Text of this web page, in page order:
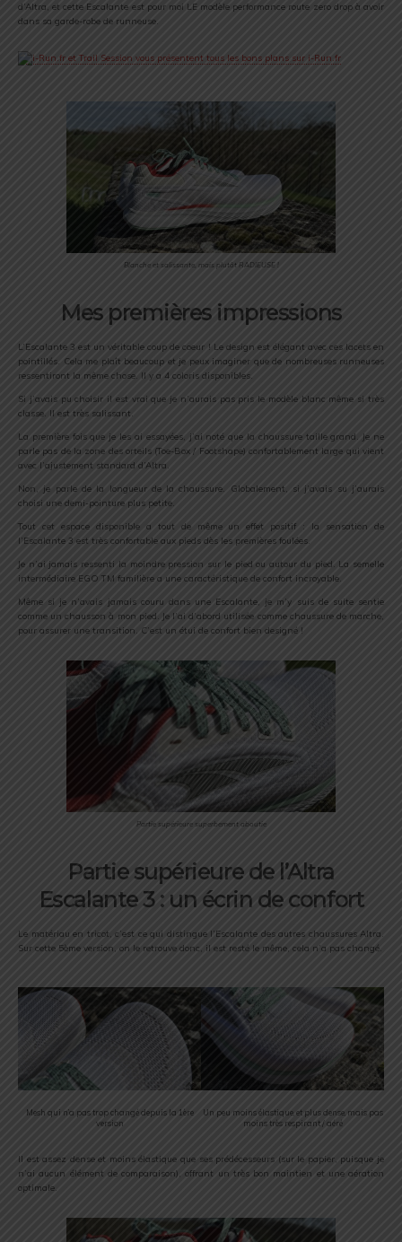
d’Altra, et cette Escalante est pour moi LE modèle performance route zero drop à avoir
dans sa garde-robe de runneuse.
Blanche et salissante, mais plutôt RADIEUSE !
Mes premières impressions
L’Escalante 3 est un véritable coup de coeur ! Le design est élégant avec ces lacets en
pointillés. Cela me plaît beaucoup et je peux imaginer que de nombreuses runneuses
ressentiront la même chose. Il y a 4 coloris disponibles.
Si j’avais pu choisir il est vrai que je n’aurais pas pris le modèle blanc même si très
classe. Il est très salissant.
La première fois que je les ai essayées, j’ai noté que la chaussure taille grand. Je ne
parle pas de la zone des orteils (Toe-Box / Footshape) confortablement large qui vient
avec l’ajustement standard d’Altra.
Non, je parle de la longueur de la chaussure. Globalement, si j’avais su j’aurais
choisi une demi-pointure plus petite.
Tout cet espace disponible a tout de même un effet positif : la sensation de
l’Escalante 3 est très confortable aux pieds dès les premières foulées.
Je n’ai jamais ressenti la moindre pression sur le pied ou autour du pied. La semelle
intermédiaire EGO TM familière a une caractéristique de confort incroyable.
Même si je n’avais jamais couru dans une Escalante, je m’y suis de suite sentie
comme un chausson à mon pied. Je l’ai d’abord utilisée comme chaussure de marche,
pour assurer une transition. C’est un étui de confort bien designé !
Partie supérieure superbement aboutie
Partie supérieure de l’Altra
Escalante 3 : un écrin de confort
Le matériau en tricot, c’est ce qui distingue l’Escalante des autres chaussures Altra.
Sur cette 5ème version, on le retrouve donc, il est resté le même, cela n’a pas changé.
Mesh qui n’a pas trop changé depuis la 1ère
version
Un peu moins élastique, et plus dense, mais pas
moins très respirant / aéré
Il est assez dense et moins élastique que ses prédécesseurs (sur le papier, puisque je
n’ai aucun élément de comparaison), offrant un très bon maintien et une aération
optimale.